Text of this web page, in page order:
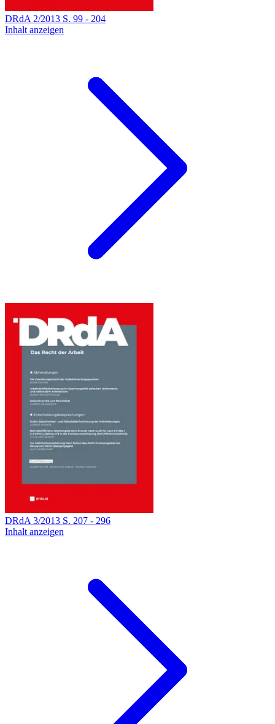
DRdA 2/2013 S. 99 - 204
Inhalt anzeigen
DRdA 3/2013 S. 207 - 296
Inhalt anzeigen